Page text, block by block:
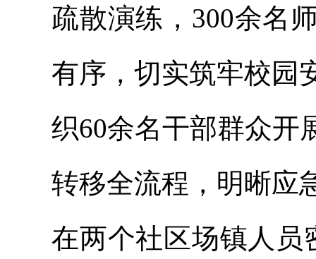
疏散演练， 300余名
有序，切实筑牢校园
织60余名干部群众开
转移全流程，明晰应
在两个社区场镇人员